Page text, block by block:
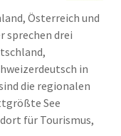
Österreich und
sprechen drei
in
die regionalen
See
für Tourismus,